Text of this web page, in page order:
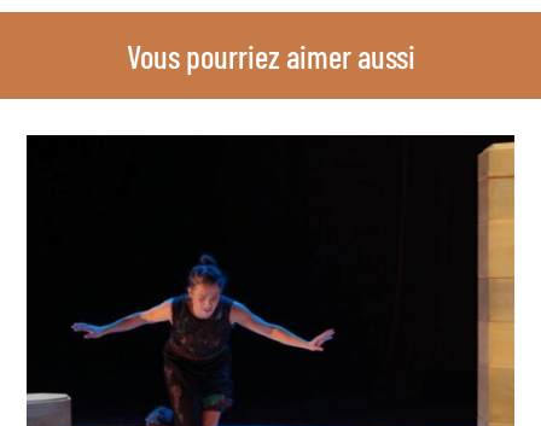
Vous pourriez aimer aussi